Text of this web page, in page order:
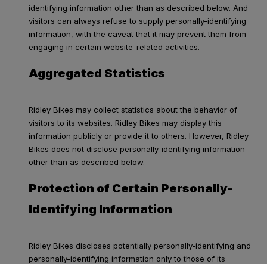
identifying information other than as described below. And
visitors can always refuse to supply personally-identifying
information, with the caveat that it may prevent them from
engaging in certain website-related activities.
Aggregated Statistics
Ridley Bikes may collect statistics about the behavior of
visitors to its websites. Ridley Bikes may display this
information publicly or provide it to others. However, Ridley
Bikes does not disclose personally-identifying information
other than as described below.
Protection of Certain Personally-
Identifying Information
Ridley Bikes discloses potentially personally-identifying and
personally-identifying information only to those of its